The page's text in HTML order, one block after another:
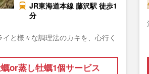
JR東海道本線 藤沢駅 徒歩1
分
と様々な調理法のカキを、心行く
or蒸し牡蠣1個サービス